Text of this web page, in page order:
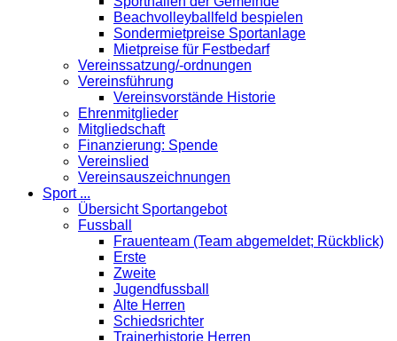
Beachvolleyballfeld bespielen
Sondermietpreise Sportanlage
Mietpreise für Festbedarf
Vereinssatzung/-ordnungen
Vereinsführung
Vereinsvorstände Historie
Ehrenmitglieder
Mitgliedschaft
Finanzierung: Spende
Vereinslied
Vereinsauszeichnungen
Sport ...
Übersicht Sportangebot
Fussball
Frauenteam (Team abgemeldet; Rückblick)
Erste
Zweite
Jugendfussball
Alte Herren
Schiedsrichter
Trainerhistorie Herren